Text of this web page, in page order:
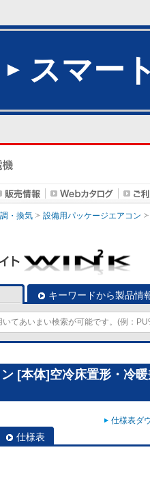
スマー
・換気 設備用パッケージエアコン
キーワードから製品情
[本体]空冷床置形・冷
仕様表ダ
仕様表